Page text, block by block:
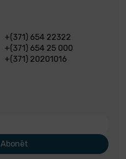
+(371) 654 22322
+(371) 654 25 000
+(371) 20201016
Abonēt